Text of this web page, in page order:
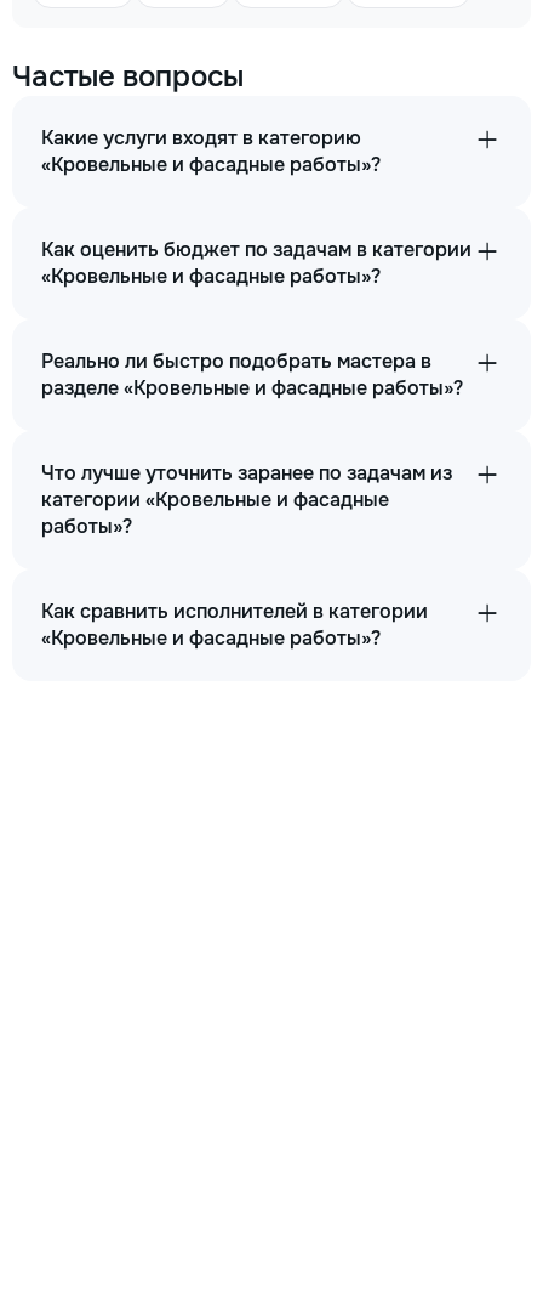
Частые вопросы
Какие услуги входят в категорию
«Кровельные и фасадные работы»?
Как оценить бюджет по задачам в категории
«Кровельные и фасадные работы»?
Реально ли быстро подобрать мастера в
разделе «Кровельные и фасадные работы»?
Что лучше уточнить заранее по задачам из
категории «Кровельные и фасадные
работы»?
Как сравнить исполнителей в категории
«Кровельные и фасадные работы»?